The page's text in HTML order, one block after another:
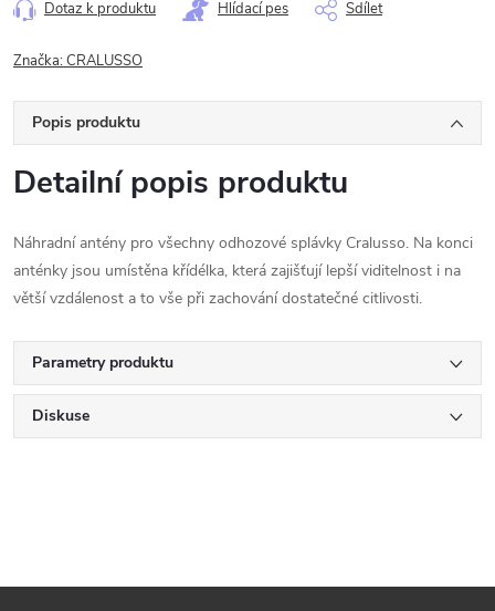
Dotaz k produktu Hlídací pes Sdílet
Značka:CRALUSSO
Popis produktu
Detailní popis produktu
Náhradní antény pro všechny odhozové splávky Cralusso. Na konci
anténky jsou umístěna křídélka, která zajišťují lepší viditelnost i na
větší vzdálenost a to vše při zachování dostatečné citlivosti.
Parametry produktu
Diskuse